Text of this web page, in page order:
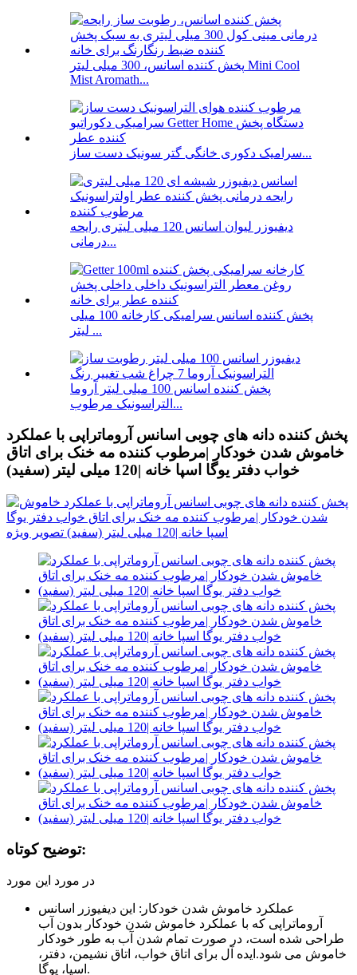
پخش کننده اسانس، 300 میلی لیتر Mini Cool
Mist Aromath...
سرامیک دکوری خانگی گتر سونیک دست ساز...
دیفیوزر لیوان اسانس 120 میلی لیتری رایحه
درمانی...
پخش کننده اسانس سرامیکی کارخانه 100 میلی
لیتر ...
پخش کننده اسانس 100 میلی لیتر آروما
التراسونیک مرطوب...
پخش کننده دانه های چوبی اسانس آروماتراپی با عملکرد
خاموش شدن خودکار |مرطوب کننده مه خنک برای اتاق
خواب دفتر یوگا اسپا خانه |120 میلی لیتر (سفید)
توضیح کوتاه:
در مورد این مورد
عملکرد خاموش شدن خودکار: این دیفیوزر اسانس
آروماتراپی که با عملکرد خاموش شدن خودکار بدون آب
طراحی شده است، در صورت تمام شدن آب به طور خودکار
خاموش می شود.ایده آل برای اتاق خواب، اتاق نشیمن، دفتر،
اسپا، یوگا.